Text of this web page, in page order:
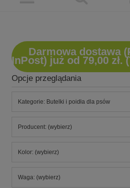
Darmowa dostawa
InPost) już od 79,00 zł.
Opcje przeglądania
Kategorie: Butelki i poidła dla psów
Producent: (wybierz)
Kolor: (wybierz)
Waga: (wybierz)